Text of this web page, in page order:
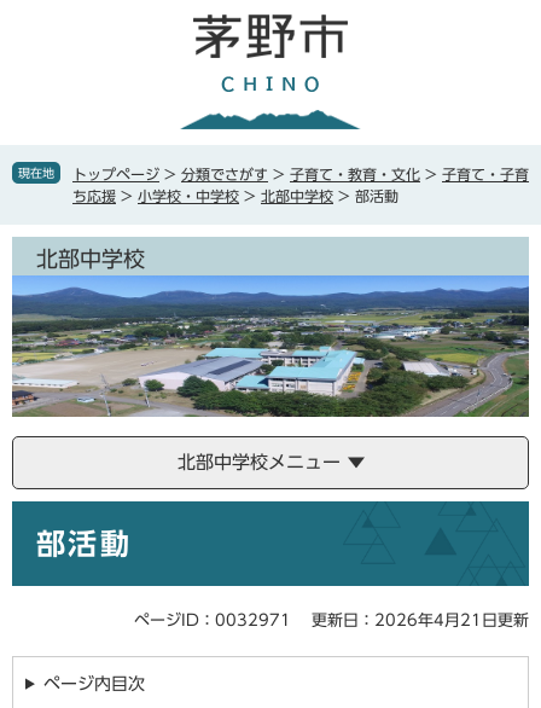
で
ば
本
へ
現在地 トップページ > 分類でさがす > 子育て・教育・文化 > 子育て・子育
ち応援 > 小学校・中学校 > 北部中学校 > 部活動
北部中学校
北部中学校メニュー
部活動
ページID：0032971 更新日：2026年4月21日更新
ページ内目次